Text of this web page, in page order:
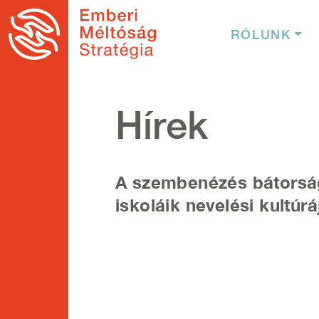
Ugrás a tartalomra
Fő
RÓLUNK
Hírek
A szembenézés
iskoláik nevelési